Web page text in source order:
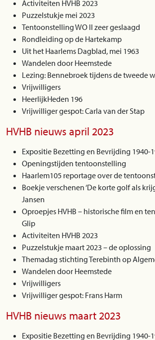
Activiteiten HVHB 2023
Puzzelstukje mei 2023
Tentoonstelling WO II zeer geslaagd
Rondleiding op de Hartekamp
Uit het Haarlems Dagblad, mei 1963
Wandelen door Heemstede
Lezing: Bennebroek tijdens de tweede
Vrijwilligers
HeerlijkHeden 196
Vrijwilliger gespot: Carla van der Stap
HVHB nieuws april 2023
Expositie Bezetting en Bevrijding 1940-
Openingstijden tentoonstelling
Haarlem105 reportage over de
Boekje verschenen ‘De korte golf als
Jansen
Oproepjes HVHB – historische film en
Glip
Activiteiten HVHB 2023
Puzzelstukje maart 2023 – de oplossing
Themadag stichting Terebinth op
Wandelen door Heemstede
Vrijwilligers
Vrijwilliger gespot: Frans Harm
HVHB nieuws maart 2023
Expositie Bezetting en Bevrijding 1940-